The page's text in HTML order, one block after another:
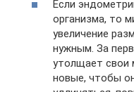
Если
организма, то
увеличение
нужным. За
утолщает свои
новые, чтобы